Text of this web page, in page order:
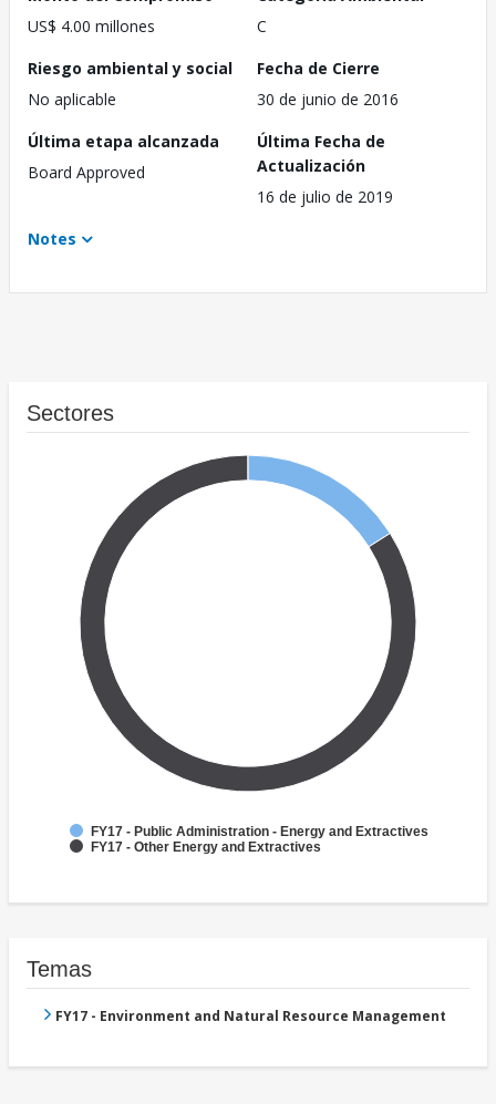
US$ 4.00 millones
C
Riesgo ambiental y social
No aplicable
Fecha de Cierre
30 de junio de 2016
Última etapa alcanzada
Board Approved
Última Fecha de
Actualización
16 de julio de 2019
Notes
Sectores
FY17 - Public Administration - Energy and Extractives
FY17 - Other Energy and Extractives
Temas
FY17 - Environment and Natural Resource Management